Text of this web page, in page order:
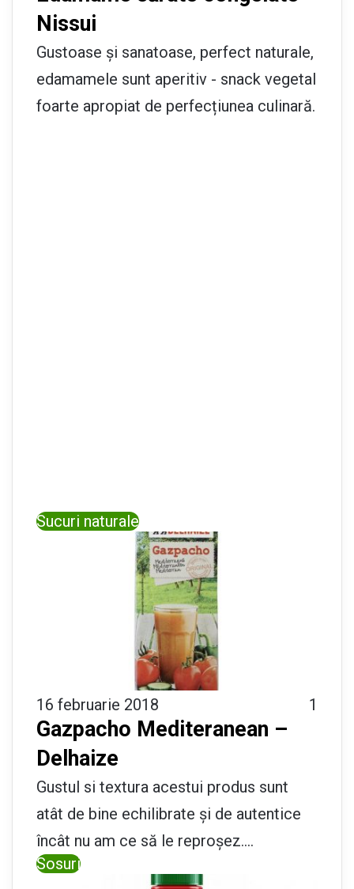
Nissui
Gustoase și sanatoase, perfect naturale,
edamamele sunt aperitiv - snack vegetal
foarte apropiat de perfecțiunea culinară.
Sucuri naturale
16 februarie 2018 1
Gazpacho Mediteranean –
Delhaize
Gustul si textura acestui produs sunt
atât de bine echilibrate și de autentice
încât nu am ce să le reproșez.…
Sosuri